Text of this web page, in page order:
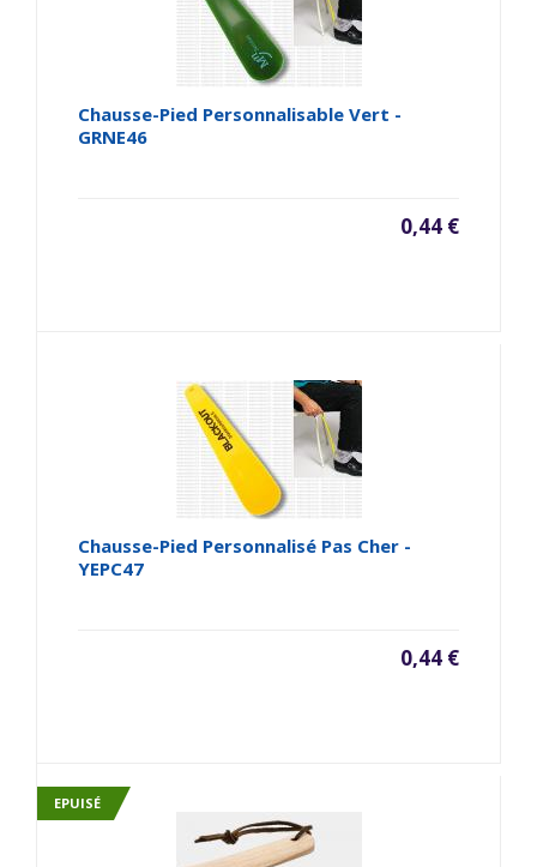
Chausse-Pied Personnalisable Vert -
GRNE46
0,44 €
Chausse-Pied Personnalisé Pas Cher -
YEPC47
0,44 €
EPUISÉ